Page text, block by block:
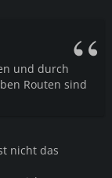
und durch
Routen sind
nicht das